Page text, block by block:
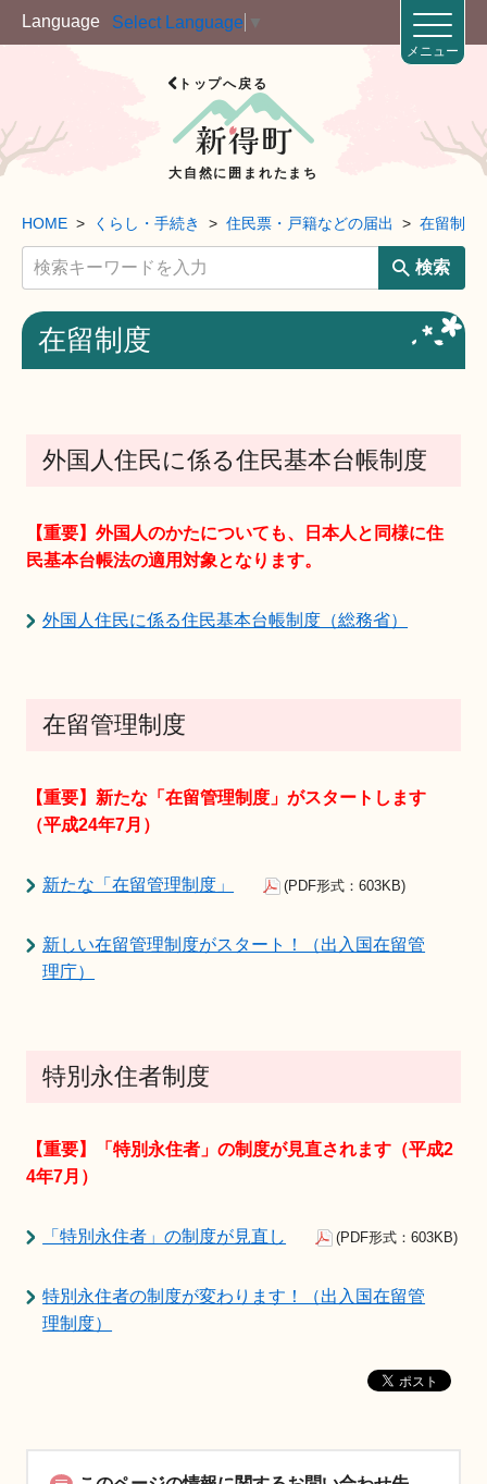
Language Select Language
トップへ戻る
大自然に囲まれたまち
メニュー
HOME くらし・手続き 住民票・戸籍などの届出 在留制度
検索
在留制度
外国人住民に係る住民基本台帳制度
【重要】外国人のかたについても、日本人と同様に住
民基本台帳法の適用対象となります。
外国人住民に係る住民基本台帳制度（総務省）
在留管理制度
【重要】新たな「在留管理制度」がスタートします
（平成24年7月）
新たな「在留管理制度」 (PDF形式：603KB)
新しい在留管理制度がスタート！（出入国在留管
理庁）
特別永住者制度
【重要】「特別永住者」の制度が見直されます（平成2
4年7月）
「特別永住者」の制度が見直し (PDF形式：603KB)
特別永住者の制度が変わります！（出入国在留管
理制度）